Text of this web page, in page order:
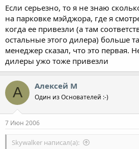
Если серьезно, то я не знаю
на парковке мэйджора, где я
когда ее привезли (а там
остальные этого дилера) больше
менеджер сказал, что это первая.
дилеры ужо тоже привезли
А Алексей М
Один из Основателей :-)
7 Июн 2006
Skywalker написал(а):